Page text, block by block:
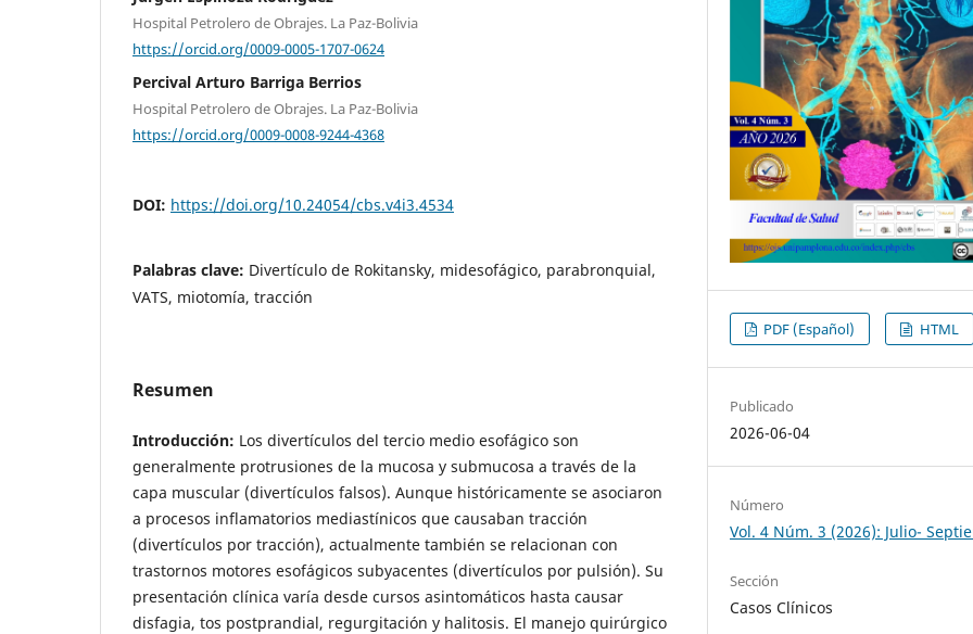
Hospital Petrolero de Obrajes. La Paz-Bolivia
https://orcid.org/0009-0005-1707-0624
Percival Arturo Barriga Berrios
Hospital Petrolero de Obrajes. La Paz-Bolivia
https://orcid.org/0009-0008-9244-4368
DOI: https://doi.org/10.24054/cbs.v4i3.4534
Palabras clave: Divertículo de Rokitansky, midesofágico, parabronquial,
VATS, miotomía, tracción
Resumen
Introducción: Los divertículos del tercio medio esofágico son
generalmente protrusiones de la mucosa y submucosa a través de la
capa muscular (divertículos falsos). Aunque históricamente se asociaron
a procesos inflamatorios mediastínicos que causaban tracción
(divertículos por tracción), actualmente también se relacionan con
trastornos motores esofágicos subyacentes (divertículos por pulsión). Su
presentación clínica varía desde cursos asintomáticos hasta causar
disfagia, tos postprandial, regurgitación y halitosis. El manejo quirúrgico
PDF (Español) HTML
Publicado
2026-06-04
Número
Vol. 4 Núm. 3 (2026): Julio-
Sección
Casos Clínicos